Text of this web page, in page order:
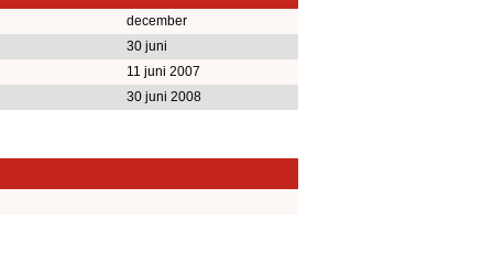
december
30 juni
11 juni 2007
30 juni 2008